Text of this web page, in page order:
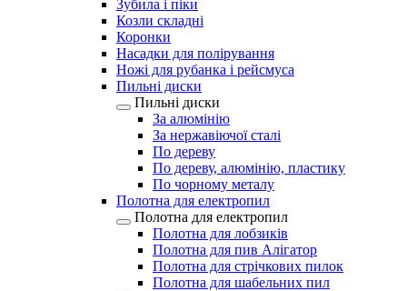
Зубила і піки
Козли складні
Коронки
Насадки для полірування
Ножі для рубанка і рейсмуса
Пильні диски
Пильні диски
За алюмінію
За нержавіючої сталі
По дереву
По дереву, алюмінію, пластику
По чорному металу
Полотна для електропил
Полотна для електропил
Полотна для лобзиків
Полотна для пив Алігатор
Полотна для стрічкових пилок
Полотна для шабельних пил